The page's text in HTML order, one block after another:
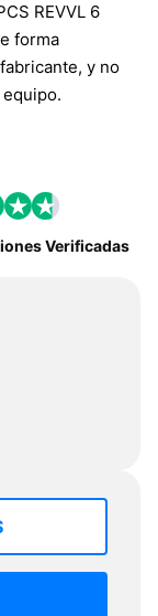
REVVL 6
forma
y no
Verificadas